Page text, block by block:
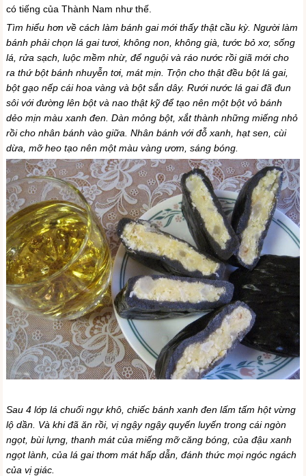
có tiếng của Thành Nam như thế.
Tìm hiểu hơn về cách làm bánh gai mới thấy thật cầu kỳ. Người làm
bánh phải chọn lá gai tươi, không non, không già, tước bỏ xơ, sống
lá, rửa sạch, luộc mềm nhừ, để nguội và ráo nước rồi giã mới cho
ra thứ bột bánh nhuyễn tơi, mát mịn. Trộn cho thật đều bột lá gai,
bột gạo nếp cái hoa vàng và bột sắn dây. Rưới nước lá gai đã đun
sôi với đường lên bột và nao thật kỹ để tạo nên một bột vỏ bánh
dẻo mịn màu xanh đen. Dàn mỏng bột, xắt thành những miếng nhỏ
rồi cho nhân bánh vào giữa. Nhân bánh với đỗ xanh, hạt sen, cùi
dừa, mỡ heo tạo nên một màu vàng ươm, sáng bóng.
Sau 4 lớp lá chuối ngự khô, chiếc bánh xanh đen lấm tấm hột vừng
lộ dần. Và khi đã ăn rồi, vị ngậy ngậy quyến luyến trong cái ngòn
ngọt, bùi lựng, thanh mát của miếng mỡ căng bóng, của đậu xanh
ngọt lành, của lá gai thơm mát hấp dẫn, đánh thức mọi ngóc ngách
của vị giác.